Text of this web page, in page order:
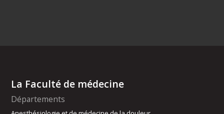
La Faculté de médecine
Départements